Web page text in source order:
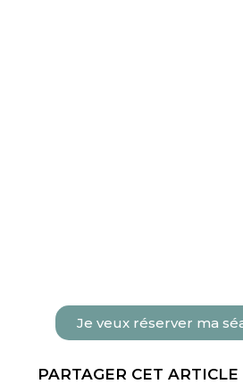
Je veux réserver ma
PARTAGER CET ARTICLE